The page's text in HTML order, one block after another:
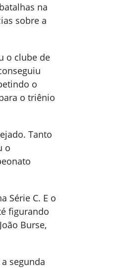
na
sobre a
o clube de
o
o triênio
Tanto
o
Série C. E o
figurando
Burse,
segunda